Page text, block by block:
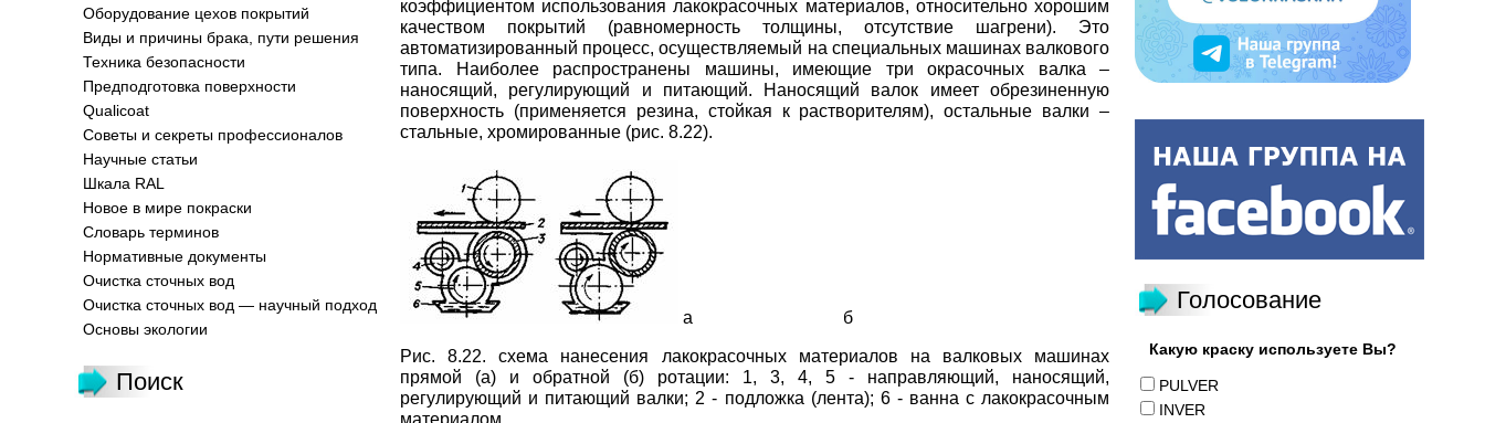
Оборудование цехов покрытий
Виды и причины брака, пути решения
Техника безопасности
Предподготовка поверхности
Qualicoat
Советы и секреты профессионалов
Научные статьи
Шкала RAL
Новое в мире покраски
Словарь терминов
Нормативные документы
Очистка сточных вод
Очистка сточных вод — научный подход
Основы экологии
Поиск
коэффициентом использования лакокрасочных материалов, относительно хорошим
качеством покрытий (равномерность толщины, отсутствие шагрени). Это
автоматизированный процесс, осуществляемый на специальных машинах валкового
типа. Наиболее распространены машины, имеющие три окрасочных валка –
наносящий, регулирующий и питающий. Наносящий валок имеет обрезиненную
поверхность (применяется резина, стойкая к растворителям), остальные валки –
стальные, хромированные (рис. 8.22).
а б
Рис. 8.22. схема нанесения лакокрасочных материалов на валковых машинах
прямой (а) и обратной (б) ротации: 1, 3, 4, 5 - направляющий, наносящий,
регулирующий и питающий валки; 2 - подложка (лента); 6 - ванна с лакокрасочным
материалом
Голосование
Какую краску используете Вы?
PULVER
INVER